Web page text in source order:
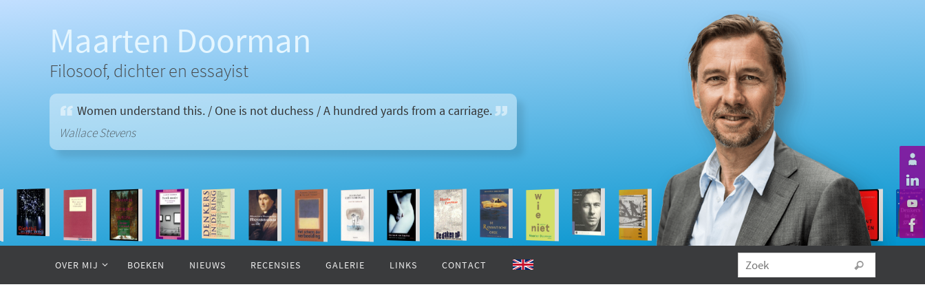
Maarten Doorman
Filosoof, dichter en essayist
Women understand this. / One is not duchess / A hundred yards from a carriage.
Wallace Stevens
inhoud
OVER MIJ BOEKEN NIEUWS RECENSIES GALERIE LINKS CONTACT Zoek